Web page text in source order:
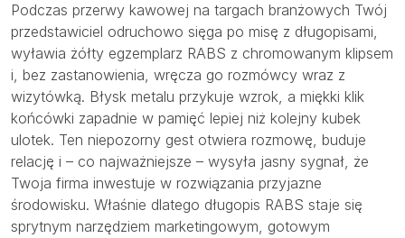
Podczas przerwy kawowej na targach branżowych Twój
przedstawiciel odruchowo sięga po misę z długopisami,
wyławia żółty egzemplarz RABS z chromowanym klipsem
i, bez zastanowienia, wręcza go rozmówcy wraz z
wizytówką. Błysk metalu przykuje wzrok, a miękki klik
końcówki zapadnie w pamięć lepiej niż kolejny kubek
ulotek. Ten niepozorny gest otwiera rozmowę, buduje
relację i – co najważniejsze – wysyła jasny sygnał, że
Twoja firma inwestuje w rozwiązania przyjazne
środowisku. Właśnie dlatego długopis RABS staje się
sprytnym narzędziem marketingowym, gotowym